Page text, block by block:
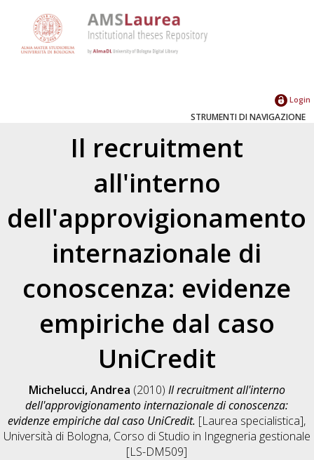
Login
STRUMENTI DI NAVIGAZIONE
Il recruitment
all'interno
dell'approvigionamento
internazionale di
conoscenza: evidenze
empiriche dal caso
UniCredit
Michelucci, Andrea (2010) Il recruitment all'interno
dell'approvigionamento internazionale di conoscenza:
evidenze empiriche dal caso UniCredit. [Laurea specialistica],
Università di Bologna, Corso di Studio in Ingegneria gestionale
[LS-DM509]